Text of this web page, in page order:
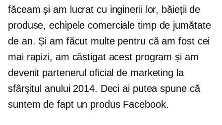
făceam și am lucrat cu inginerii lor, băieții de
produse, echipele comerciale timp de jumătate
de an. Și am făcut multe pentru că am fost cei
mai rapizi, am câștigat acest program și am
devenit partenerul oficial de marketing la
sfârșitul anului 2014. Deci ai putea spune că
suntem de fapt un produs Facebook.